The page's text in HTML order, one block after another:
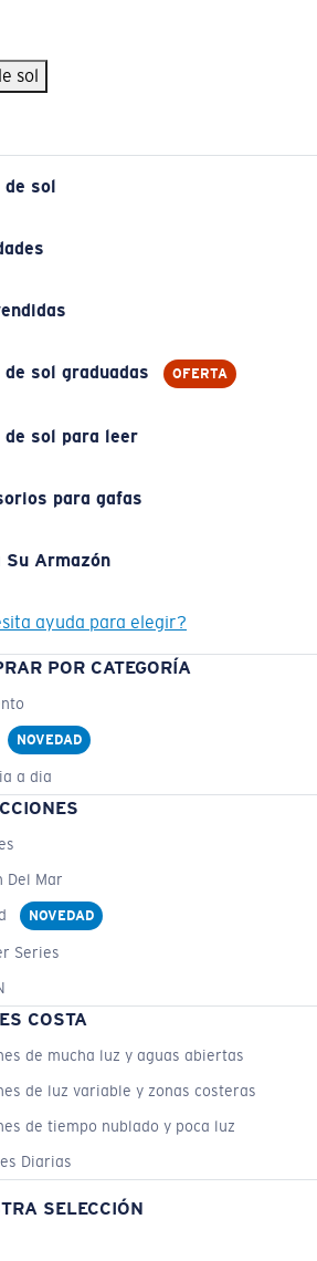
sol
de sol
de sol graduadas OFERTA
de sol para leer
para gafas
Su Armazón
ayuda para elegir?
POR CATEGORÍA
NOVEDAD
a dia
Del Mar
NOVEDAD
Series
COSTA
de mucha luz y aguas abiertas
de luz variable y zonas costeras
de tiempo nublado y poca luz
Diarias
SELECCIÓN